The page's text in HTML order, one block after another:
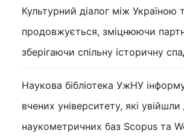
Культурний діалог між Україною
продовжується, зміцнюючи
зберігаючи спільну історичну
Наукова бібліотека УжНУ
вчених університету, які увійшли
наукометричних баз Scopus та